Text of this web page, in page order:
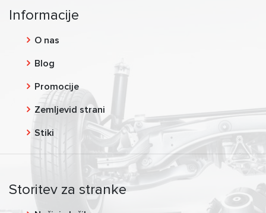
Informacije
O nas
Blog
Promocije
Zemljevid strani
Stiki
Storitev za stranke